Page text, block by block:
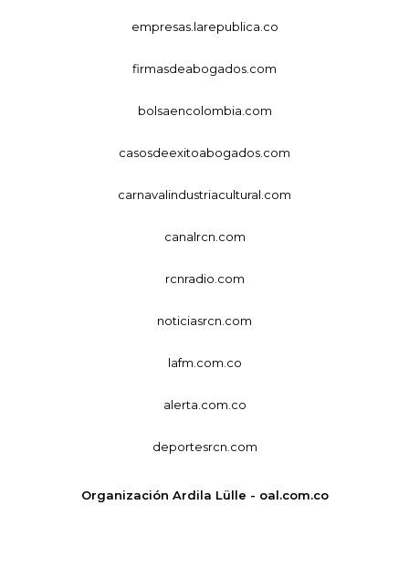
empresas.larepublica.co
firmasdeabogados.com
bolsaencolombia.com
casosdeexitoabogados.com
carnavalindustriacultural.com
canalrcn.com
rcnradio.com
noticiasrcn.com
lafm.com.co
alerta.com.co
deportesrcn.com
Organización Ardila Lülle - oal.com.co